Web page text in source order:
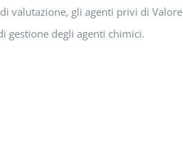
valutazione, gli agenti privi di Valore
gestione degli agenti chimici.